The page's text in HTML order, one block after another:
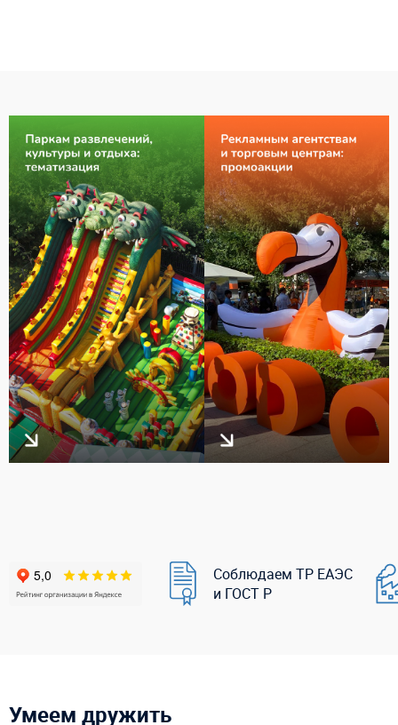
Соблюдаем ТР ЕАЭС
и ГОСТ Р
Умеем дружить